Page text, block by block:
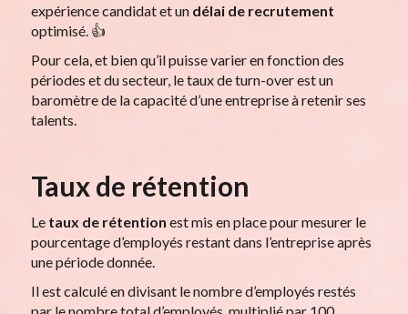
expérience candidat et un délai de recrutement
optimisé. 👍
Pour cela, et bien qu’il puisse varier en fonction des
périodes et du secteur, le taux de turn-over est un
baromètre de la capacité d’une entreprise à retenir ses
talents.
Taux de rétention
Le taux de rétention est mis en place pour mesurer le
pourcentage d’employés restant dans l’entreprise après
une période donnée.
Il est calculé en divisant le nombre d’employés restés
par le nombre total d’employés, multiplié par 100.